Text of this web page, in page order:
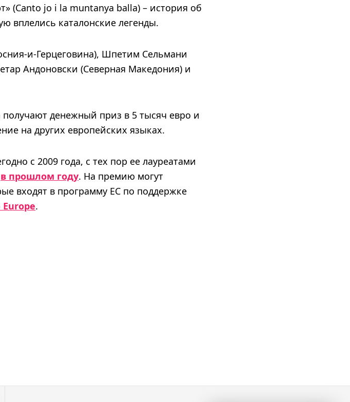
(Canto jo i la muntanya balla) – история об
каталонские легенды.
и-Герцеговина), Шпетим Сельмани
Андоновски (Северная Македония) и
денежный приз в 5 тысяч евро и
на других европейских языках.
с 2009 года, с тех пор ее лауреатами
в прошлом году. На премию могут
входят в программу ЕС по поддержке
.